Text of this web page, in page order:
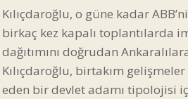
Kılıçdaroğlu, o güne kadar
birkaç kez kapalı toplantılarda
dağıtımını doğrudan
Kılıçdaroğlu, birtakım
eden bir devlet adamı tipolojisi